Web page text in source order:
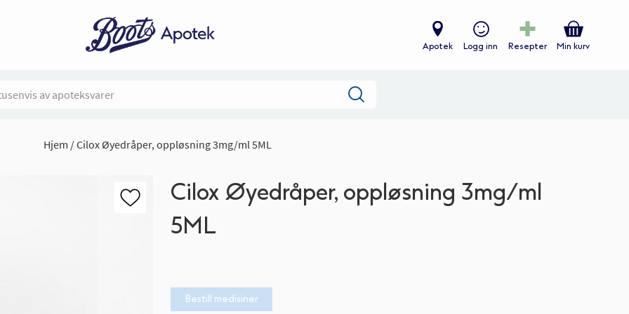
Apotek Logg inn Resepter Min kurv
Hjem Cilox Øyedråper, oppløsning 3mg/ml 5ML
Cilox Øyedråper, oppløsning 3mg/ml
5ML
Bestill medisiner